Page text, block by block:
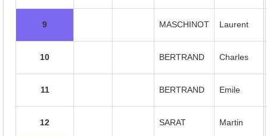
9 MASCHINOT Laurent
10 BERTRAND Charles
11 BERTRAND Emile
12 SARAT Martin